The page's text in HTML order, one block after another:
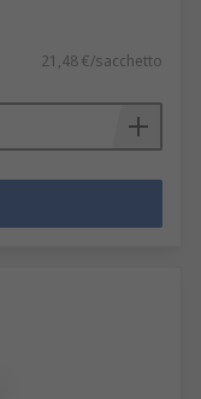
21,48 €/sacchetto